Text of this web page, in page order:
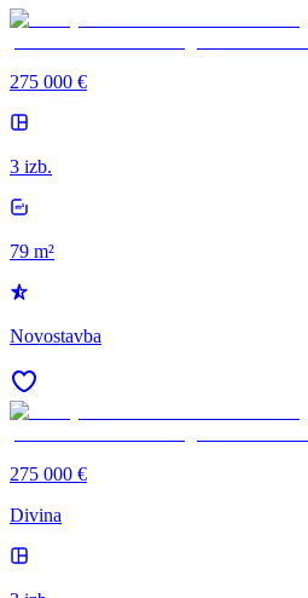
275 000 €
3 izb.
79 m²
Novostavba
275 000 €
Divina